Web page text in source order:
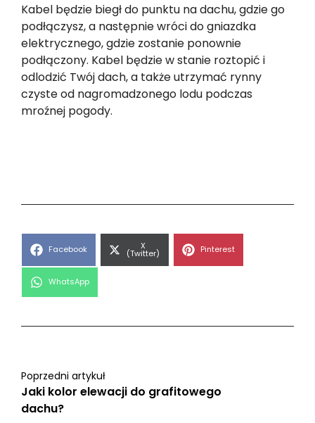
Kabel będzie biegł do punktu na dachu, gdzie go
podłączysz, a następnie wróci do gniazdka
elektrycznego, gdzie zostanie ponownie
podłączony. Kabel będzie w stanie roztopić i
odlodzić Twój dach, a także utrzymać rynny
czyste od nagromadzonego lodu podczas
mroźnej pogody.
Share
Facebook Share
on
X
(Twitter) Share
Pinterest
Share
WhatsApp
Poprzedni artykuł
Jaki kolor elewacji do grafitowego
dachu?